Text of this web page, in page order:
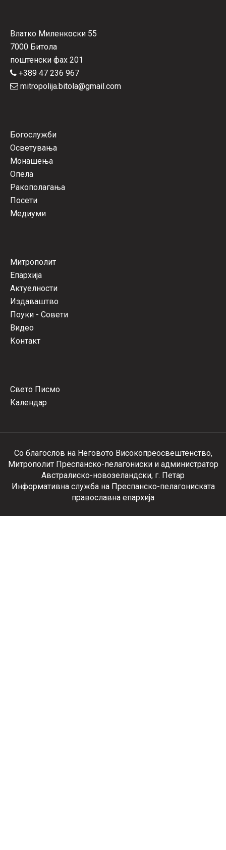
Влатко Миленкоски 55
7000 Битола
поштенски фах 201
+389 47 236 967
mitropolija.bitola@gmail.com
Богослужби
Осветувања
Монашења
Опела
Ракополагања
Посети
Медиуми
Митрополит
Епархија
Актуелности
Издаваштво
Поуки - Совети
Видео
Контакт
Свето Писмо
Календар
Со благослов на Неговото Високопреосвештенство,
Митрополит Преспанско-пелагониски и администратор
Австралиско-новозеландски, г. Петар
Информативна служба на Преспанско-пелагониската
православна епархија